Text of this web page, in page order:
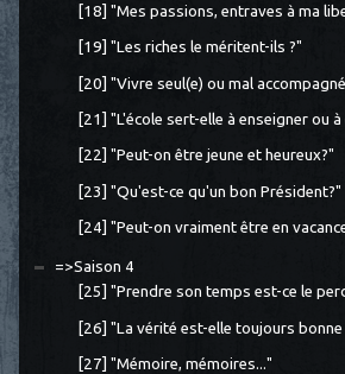
[18] "Mes passions, entraves à ma
[19] "Les riches le méritent-ils ?"
[20] "Vivre seul(e) ou mal
[21] "L'école sert-elle à enseigner ou à
[22] "Peut-on être jeune et heureux?"
[23] "Qu'est-ce qu'un bon Président?"
[24] "Peut-on vraiment être en
=>Saison 4
[25] "Prendre son temps est-ce le
[26] "La vérité est-elle toujours bonne
[27] "Mémoire, mémoires..."